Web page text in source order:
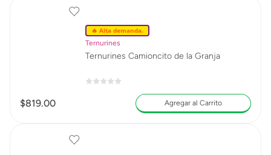
🔥 Alta demanda.
Ternurines
Ternurines Camioncito de la Granja
$819.00 Agregar al Carrito